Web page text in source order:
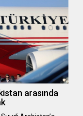
arasında